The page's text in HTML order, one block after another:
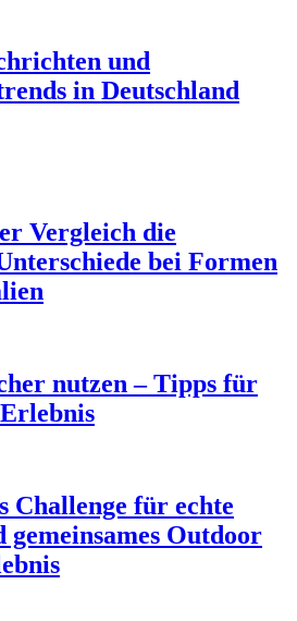
und
in Deutschland
Vergleich die
bei Formen
nutzen – Tipps für
Challenge für echte
gemeinsames Outdoor